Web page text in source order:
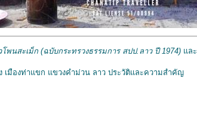
นสะเม็ก (ฉบับกระทรวงธรรมการ สปป.ลาว ปี 1974) ละ
เมืองท่าแขก แขวงคำม่วน ลาว ประวัติและความสำคัญ